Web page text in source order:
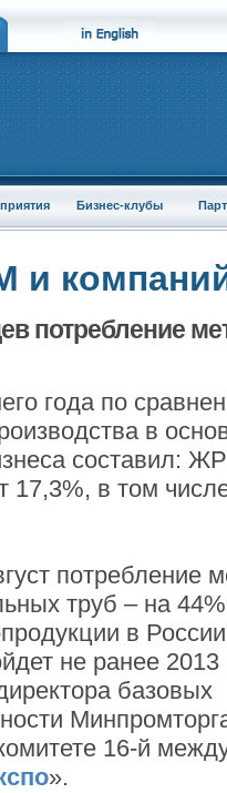
Бизнес-клубы
и
потребление
года по
в
составил:
17,3%, в том
потребление
труб – на
в
не ранее
базовых
16-й
».